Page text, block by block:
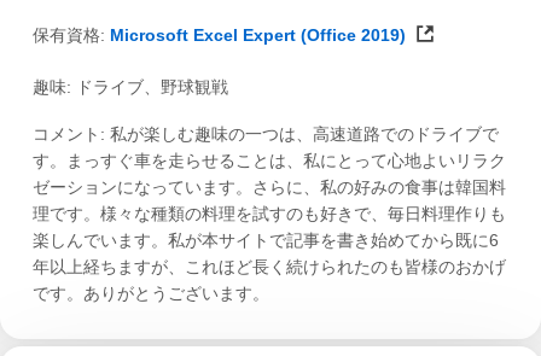
保有資格: Microsoft Excel Expert (Office 2019)
趣味: ドライブ、野球観戦
コメント: 私が楽しむ趣味の一つは、高速道路でのドライブで
す。まっすぐ車を走らせることは、私にとって心地よいリラク
ゼーションになっています。さらに、私の好みの食事は韓国料
理です。様々な種類の料理を試すのも好きで、毎日料理作りも
楽しんでいます。私が本サイトで記事を書き始めてから既に6
年以上経ちますが、これほど長く続けられたのも皆様のおかげ
です。ありがとうございます。